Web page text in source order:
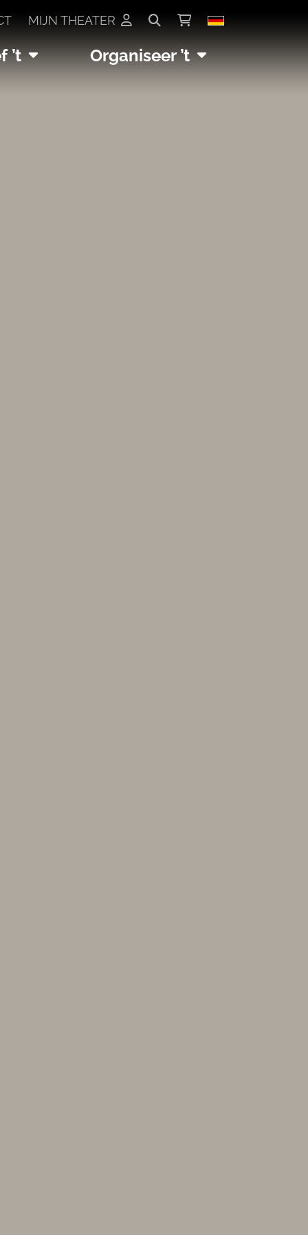
MIJN THEATER
’t Organiseer ’t